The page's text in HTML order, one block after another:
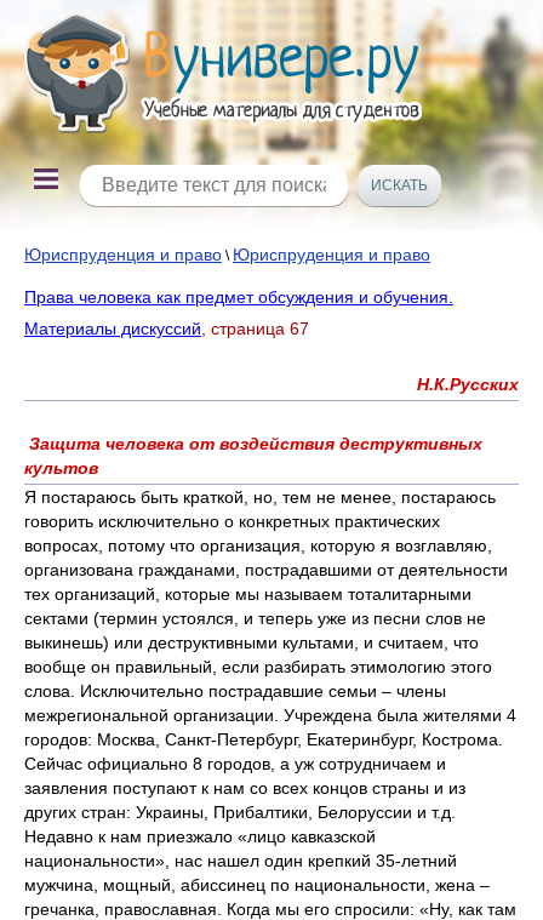
Юриспруденция и право \ Юриспруденция и право
Права человека как предмет обсуждения и обучения.
Материалы дискуссий , страница 67
Н.К.Русских
Защита человека от воздействия деструктивных
культов
Я постараюсь быть краткой, но, тем не менее, постараюсь
говорить исключительно о конкретных практических
вопросах, потому что организация, которую я возглавляю,
организована гражданами, пострадавшими от деятельности
тех организаций, которые мы называем тоталитарными
сектами (термин устоялся, и теперь уже из песни слов не
выкинешь) или деструктивными культами, и считаем, что
вообще он правильный, если разбирать этимологию этого
слова. Исключительно пострадавшие семьи – члены
межрегиональной организации. Учреждена была жителями 4
городов: Москва, Санкт-Петербург, Екатеринбург, Кострома.
Сейчас официально 8 городов, а уж сотрудничаем и
заявления поступают к нам со всех концов страны и из
других стран: Украины, Прибалтики, Белоруссии и т.д.
Недавно к нам приезжало «лицо кавказской
национальности», нас нашел один крепкий 35-летний
мужчина, мощный, абиссинец по национальности, жена –
гречанка, православная. Когда мы его спросили: «Ну, как там